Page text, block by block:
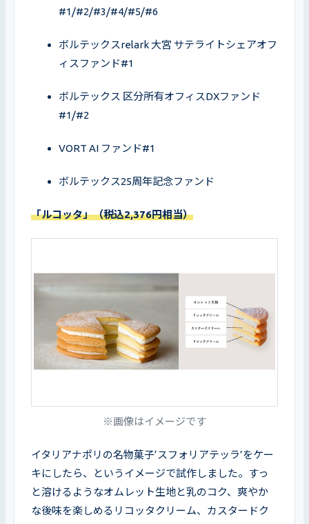
#1/#2/#3/#4/#5/#6
ボルテックスrelark 大宮 サテライトシェアオフ
ィスファンド#1
ボルテックス 区分所有オフィスDXファンド
#1/#2
VORT AI ファンド#1
ボルテックス25周年記念ファンド
「ルコッタ」（税込2,376円相当）
※画像はイメージです
イタリアナポリの名物菓子‘スフォリアテッラ’をケー
キにしたら、というイメージで試作しました。すっ
と溶けるようなオムレット生地と乳のコク、爽やか
な後味を楽しめるリコッタクリーム、カスタードク